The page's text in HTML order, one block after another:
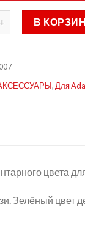
В
, Для
цвета
Зелёный цвет